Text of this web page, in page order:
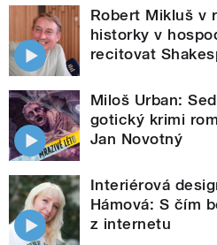
Robert Mikluš v
historky v
recitovat
Miloš Urban:
gotický krimi
Jan Novotný
Interiérová
Hámová: S čím
z internetu